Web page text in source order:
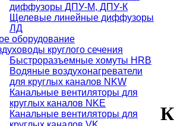
диффузоры ДПУ-М, ДПУ-К
Щелевые линейные диффузоры
ЛД
оборудование
круглого сечения
Быстроразъемные хомуты HRB
Водяные воздухонагреватели
для круглых каналов NKW
Канальные вентиляторы для
круглых каналов NKE
Канальные вентиляторы для